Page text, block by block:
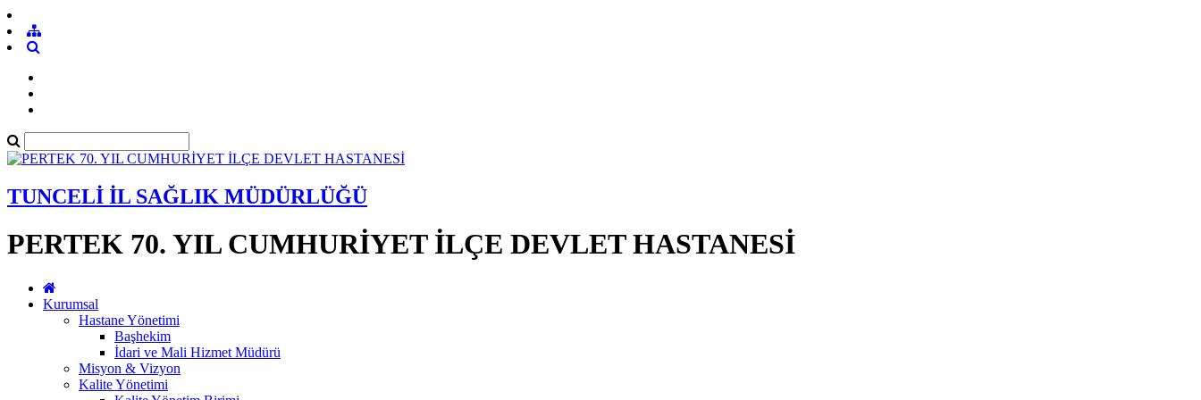
TUNCELİ İL SAĞLIK MÜDÜRLÜĞÜ
PERTEK 70. YIL CUMHURİYET İLÇE DEVLET HASTANESİ
Kurumsal
Hastane Yönetimi
Başhekim
İdari ve Mali Hizmet Müdürü
Misyon & Vizyon
Kalite Yönetimi